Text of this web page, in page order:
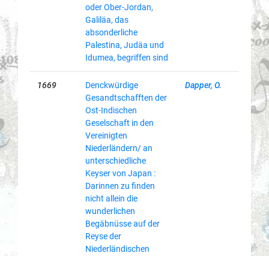
oder Ober-Jordan,
Galiläa, das
absonderliche
Palestina, Judäa und
Idumea, begriffen sind
1669
Denckwürdige
Gesandtschafften der
Ost-Indischen
Geselschaft in den
Vereinigten
Niederländern/ an
unterschiedliche
Keyser von Japan :
Darinnen zu finden
nicht allein die
wunderlichen
Begäbnüsse auf der
Reyse der
Niederländischen
Dapper, O.